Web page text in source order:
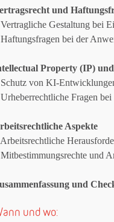
und
Gestaltung bei
bei der
Property (IP)
von KI-
Fragen
Aspekte
und
und
und wo: